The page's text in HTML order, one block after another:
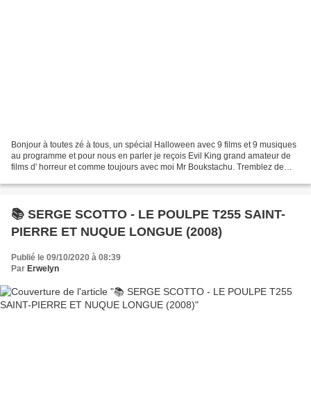
Bonjour à toutes zé à tous, un spécial Halloween avec 9 films et 9 musiques
au programme et pour nous en parler je reçois Evil King grand amateur de
films d' horreur et comme toujours avec moi Mr Boukstachu. Tremblez de
📚 SERGE SCOTTO - LE POULPE T255 SAINT-
PIERRE ET NUQUE LONGUE (2008)
Publié le 09/10/2020 à 08:39
Par Erwelyn